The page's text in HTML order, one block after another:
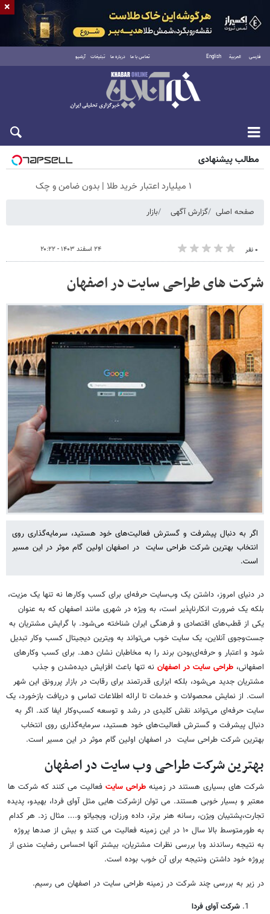
فارسی العربية English تماس با ما درباره ما تبلیغات آرشیو
جمعه ۱۶ مرداد ۱۴۰۵
مطالب پیشنهادی
۱ میلیارد اعتبار خرید طلا | بدون ضامن و چک
صفحه اصلی گزارش آگهی بازار
۰ نفر ۲۴ اسفند ۱۴۰۳ - ۲۰:۲۲
شرکت های طراحی سایت در اصفهان
اگر به دنبال پیشرفت و گسترش فعالیت‌های خود هستید، سرمایه‌گذاری روی
انتخاب بهترین شرکت طراحی سایت در اصفهان اولین گام موثر در این مسیر
است.
در دنیای امروز، داشتن یک وب‌سایت حرفه‌ای برای کسب ‌وکارها نه تنها یک مزیت،
بلکه یک ضرورت انکارناپذیر است، به ‌ویژه در شهری مانند اصفهان که به عنوان
یکی از قطب‌های اقتصادی و فرهنگی ایران شناخته می‌شود. با گرایش مشتریان به
جست‌وجوی آنلاین، یک سایت خوب می‌تواند به ویترین دیجیتال کسب‌ وکار تبدیل
شود و اعتبار و حرفه‌ای‌بودن برند را به مخاطبان نشان دهد. برای کسب ‌وکارهای
اصفهانی، طراحی سایت در اصفهان نه تنها باعث افزایش دیده‌شدن و جذب
مشتریان جدید می‌شود، بلکه ابزاری قدرتمند برای رقابت در بازار پررونق این شهر
است. از نمایش محصولات و خدمات تا ارائه اطلاعات تماس و دریافت بازخورد، یک
سایت حرفه‌ای می‌تواند نقش کلیدی در رشد و توسعه کسب‌وکار ایفا کند. اگر به
دنبال پیشرفت و گسترش فعالیت‌های خود هستید، سرمایه‌گذاری روی انتخاب
بهترین شرکت طراحی سایت در اصفهان اولین گام موثر در این مسیر است.
بهترین شرکت طراحی وب سایت در اصفهان
شرکت های بسیاری هستند در زمینه طراحی سایت فعالیت می کنند که شرکت ها
معتبر و بسیار خوبی هستند. می توان ازشرکت هایی مثل آوای فردا، بهیدو، پدیده
تجارت،پشتیبان ویژن، رسانه هنر برتر، داده ورزان، ویجیاتو و.... مثال زد. هر کدام
به طورمتوسط بالا سال ۱۰ در این زمینه فعالیت می کنند و بیش از صدها پروژه
به نتیجه رساندند وبا بررسی نظرات مشتریان، بیشتر آنها احساس رضایت مندی از
پروژه خود داشتن ونتیجه برای آن خوب بوده است.
در زیر به بررسی چند شرکت در زمینه طراحی سایت در اصفهان می رسیم.
شرکت آوای فردا
×